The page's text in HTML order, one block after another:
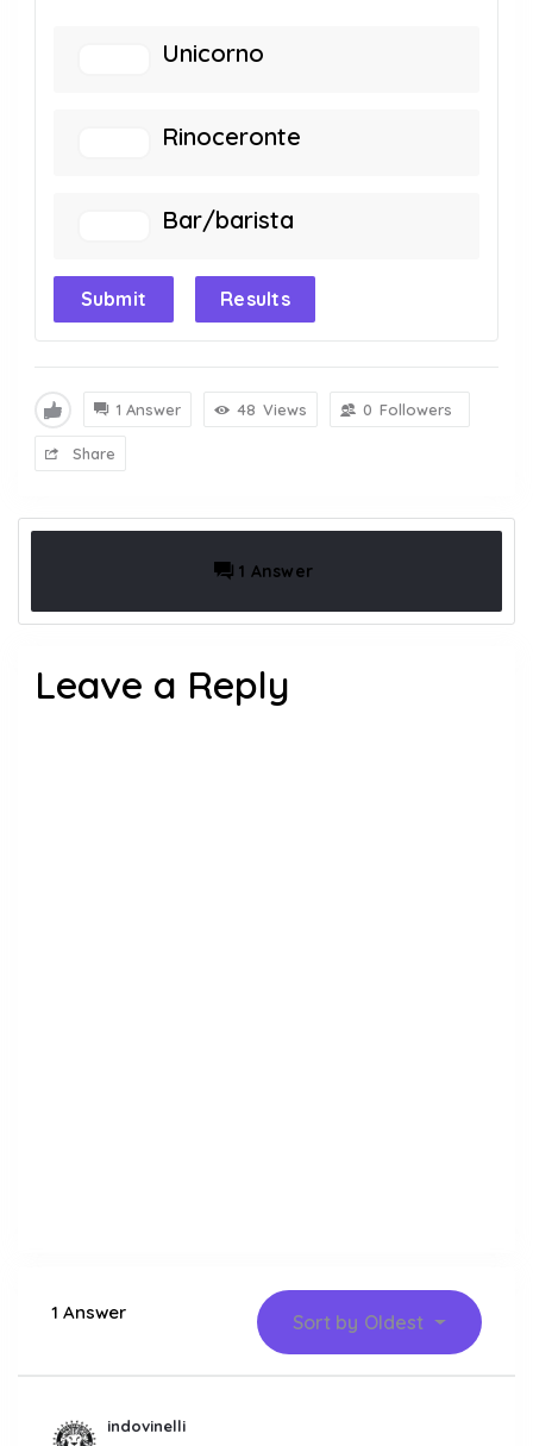
Unicorno
Rinoceronte
Bar/barista
Submit Results
1 Answer 48 Views 0 Followers
Share
1 Answer
Leave a Reply
1 Answer Sort by Oldest
indovinelli